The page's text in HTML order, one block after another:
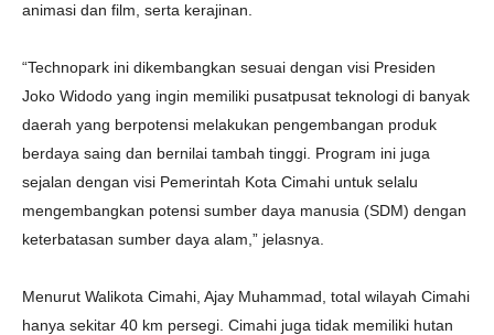
animasi dan film, serta kerajinan.
“Technopark ini dikembangkan sesuai dengan visi Presiden
Joko Widodo yang ingin memiliki pusatpusat teknologi di banyak
daerah yang berpotensi melakukan pengembangan produk
berdaya saing dan bernilai tambah tinggi. Program ini juga
sejalan dengan visi Pemerintah Kota Cimahi untuk selalu
mengembangkan potensi sumber daya manusia (SDM) dengan
keterbatasan sumber daya alam,” jelasnya.
Menurut Walikota Cimahi, Ajay Muhammad, total wilayah Cimahi
hanya sekitar 40 km persegi. Cimahi juga tidak memiliki hutan